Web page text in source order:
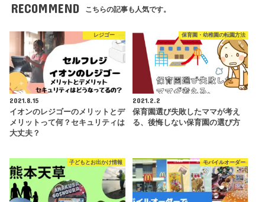
RECOMMEND こちらの記事も人気です。
レジゴー
2021.8.15
イオンのレジゴーのメリットとデ
メリットって何？セキュリティは
大丈夫？
保育園・幼稚園の転園方法
2021.2.2
保育園選び失敗したママが考え
る、後悔しない保育園の選び方
子どもとお出かけ情報 モバイルオーダー